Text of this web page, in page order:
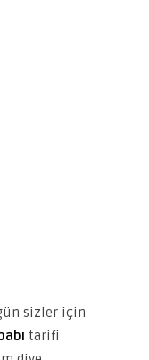
sizler için
tarifi